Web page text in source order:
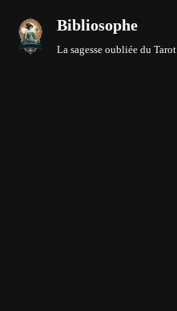
Aller
Bibliosophe
La sagesse oubliée du Tarot